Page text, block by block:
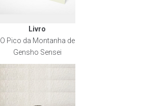
Livro
O Pico da Montanha de
Gensho Sensei